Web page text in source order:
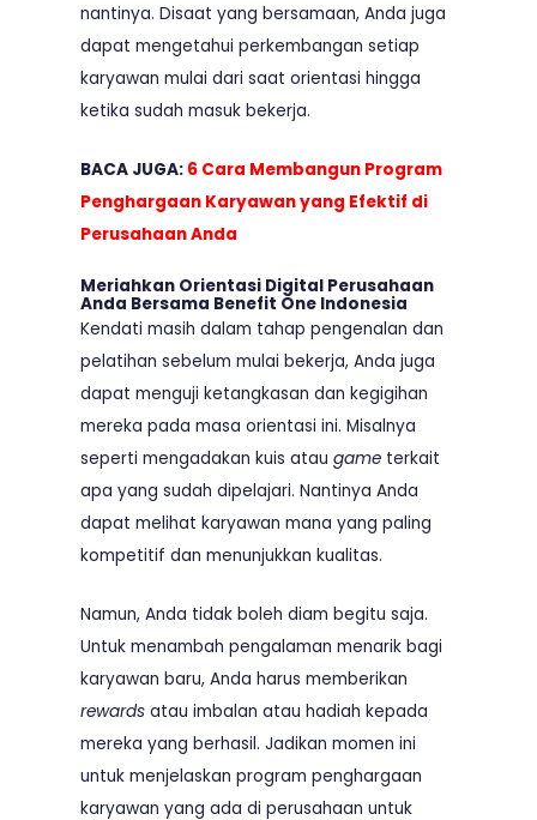
nantinya. Disaat yang bersamaan, Anda juga
dapat mengetahui perkembangan setiap
karyawan mulai dari saat orientasi hingga
ketika sudah masuk bekerja.
BACA JUGA: 6 Cara Membangun Program
Penghargaan Karyawan yang Efektif di
Perusahaan Anda
Meriahkan Orientasi Digital Perusahaan
Anda Bersama Benefit One Indonesia
Kendati masih dalam tahap pengenalan dan
pelatihan sebelum mulai bekerja, Anda juga
dapat menguji ketangkasan dan kegigihan
mereka pada masa orientasi ini. Misalnya
seperti mengadakan kuis atau game terkait
apa yang sudah dipelajari. Nantinya Anda
dapat melihat karyawan mana yang paling
kompetitif dan menunjukkan kualitas.
Namun, Anda tidak boleh diam begitu saja.
Untuk menambah pengalaman menarik bagi
karyawan baru, Anda harus memberikan
rewards atau imbalan atau hadiah kepada
mereka yang berhasil. Jadikan momen ini
untuk menjelaskan program penghargaan
karyawan yang ada di perusahaan untuk